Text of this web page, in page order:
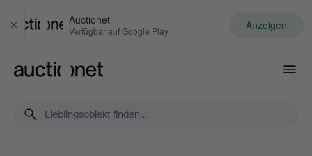
Schließen
Auctionet
Verfügbar auf Google Play Anzeigen